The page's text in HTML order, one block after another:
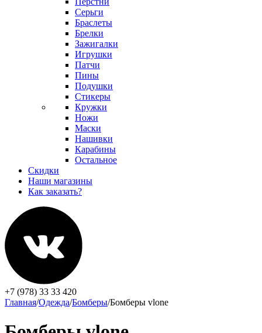
Серьги
Браслеты
Брелки
Зажигалки
Игрушки
Патчи
Пины
Подушки
Стикеры
Кружки
Ножи
Маски
Нашивки
Карабины
Остальное
Скидки
Наши магазины
Как заказать?
+7 (978) 33 33 420
Главная/Одежда/Бомберы/Бомберы vlone